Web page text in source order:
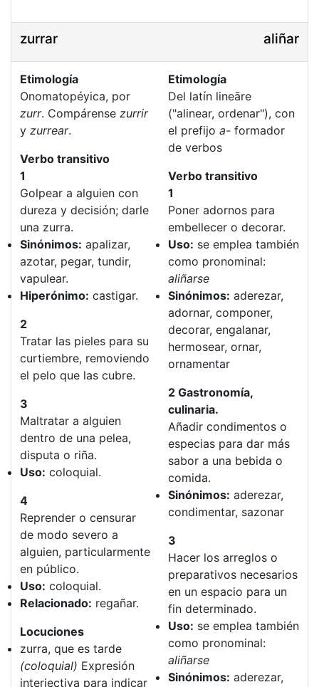
zurrar aliñar
Etimología
Onomatopéyica, por
zurr. Compárense zurrir
y zurrear.
Verbo transitivo
1
Golpear a alguien con
dureza y decisión; darle
una zurra.
Sinónimos: apalizar,
azotar, pegar, tundir,
vapulear.
Hiperónimo: castigar.
2
Tratar las pieles para su
curtiembre, removiendo
el pelo que las cubre.
3
Maltratar a alguien
dentro de una pelea,
disputa o riña.
Uso: coloquial.
4
Reprender o censurar
de modo severo a
alguien, particularmente
en público.
Uso: coloquial.
Relacionado: regañar.
Locuciones
zurra, que es tarde
(coloquial) Expresión
interjectiva para indicar
Etimología
Del latín lineāre
("alinear, ordenar"), con
el prefijo a- formador
de verbos
Verbo transitivo
1
Poner adornos para
embellecer o decorar.
Uso: se emplea también
como pronominal:
aliñarse
Sinónimos: aderezar,
adornar, componer,
decorar, engalanar,
hermosear, ornar,
ornamentar
2 Gastronomía,
culinaria.
Añadir condimentos o
especias para dar más
sabor a una bebida o
comida.
Sinónimos: aderezar,
condimentar, sazonar
3
Hacer los arreglos o
preparativos necesarios
en un espacio para un
fin determinado.
Uso: se emplea también
como pronominal:
aliñarse
Sinónimos: aderezar,